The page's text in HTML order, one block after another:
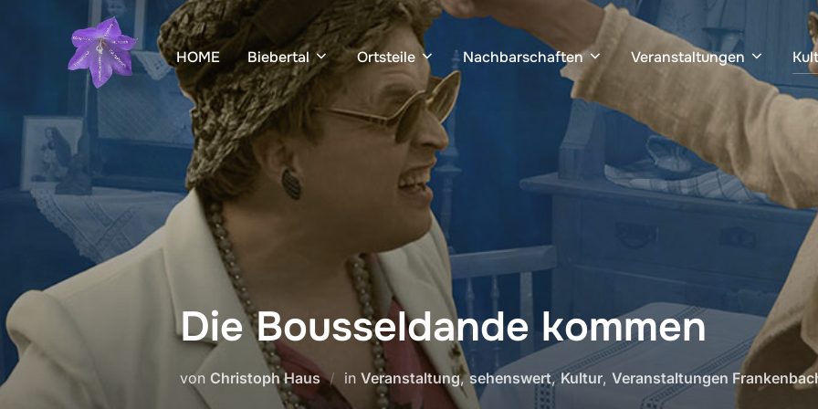
HOME Biebertal Ortsteile Nachbarschaften Veranstaltungen
Die Bousseldande kommen
von Christoph Haus in Veranstaltung,sehenswert,Kultur, Veranstaltungen